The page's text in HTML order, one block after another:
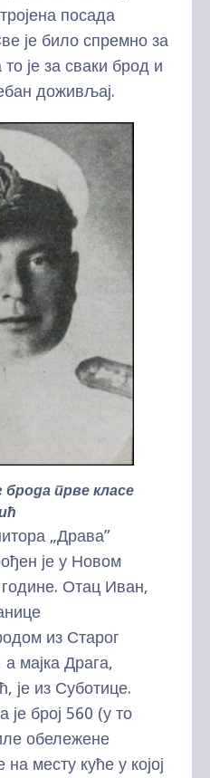
посада
је било спремно за
је за сваки брод и
доживљај.
брода прве класе
„Драва”
је у Новом
године. Отац Иван,
из Старог
а мајка Драга,
је из Суботице.
број 560 (у то
обележене
месту куће у којој